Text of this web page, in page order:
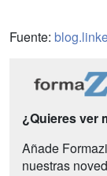
Fuente:
¿Quieres ver
Añade
nuestras